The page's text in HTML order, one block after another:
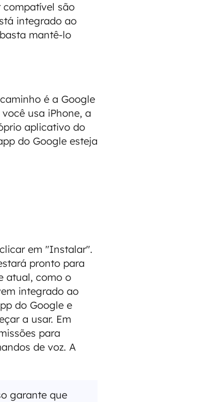
compatível são
integrado ao
mantê-lo
é a Google
usa iPhone, a
aplicativo do
do Google esteja
em "Instalar".
pronto para
atual, como o
integrado ao
do Google e
a usar. Em
para
de voz. A
garante que